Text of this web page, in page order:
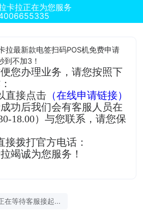
卡拉正在为您服务
拉最新款电签扫码POS机免费申请
到不加3！
您办理业务，请您按照下
直接点击 （在线申请链接）
功后我们会有客服人员在
18.00）与您联系，请您保
接拨打官方电话：
竭诚为您服务！
在等待客服接起...